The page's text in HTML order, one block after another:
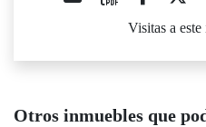
Visitas a
Otros inmuebles que